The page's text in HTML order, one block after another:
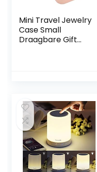
Mini Travel Jewelry
Case Small
Draagbare Gift